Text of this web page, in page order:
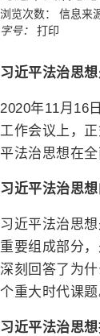
浏览次数： 信息来
字号：
打印
习近平法治思
2020年11月16
工作会议上，
平法治思想在
习近平法治思
习近平法治思
重要组成部分
深刻回答了为
个重大时代课题
习近平法治思